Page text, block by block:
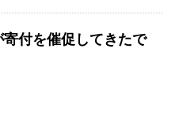
付を催促してきたで